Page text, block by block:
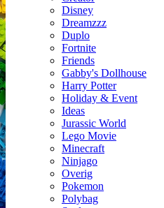
Disney
Dreamzzz
Duplo
Fortnite
Friends
Gabby's Dollhouse
Harry Potter
Holiday & Event
Ideas
Jurassic World
Lego Movie
Minecraft
Ninjago
Overig
Pokemon
Polybag